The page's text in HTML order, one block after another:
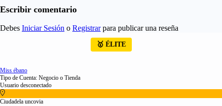
Escribir comentario
Debes Iniciar Sesión o Registrarpara publicar una reseña
🥇 ÉLITE
Miss ébano
Tipo de Cuenta: Negocio o Tienda
Usuario desconectado
Ciudadela uncovia